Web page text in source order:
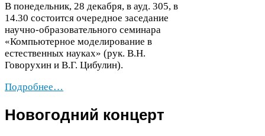
В понедельник, 28 декабря, в ауд. 305, в
14.30 состоится очередное заседание
научно-​образовательного семинара
«Компьютерное моделирование в
естественных науках» (рук. В.Н.
Говорухин и В.Г. Цибулин).
Подробнее…
Новогодний концерт